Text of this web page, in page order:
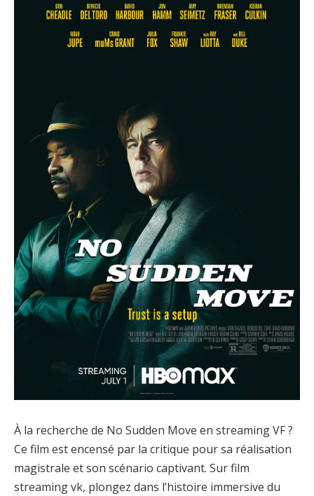
À la recherche de No Sudden Move en streaming VF ?
Ce film est encensé par la critique pour sa réalisation
magistrale et son scénario captivant. Sur film
streaming vk, plongez dans l’histoire immersive du